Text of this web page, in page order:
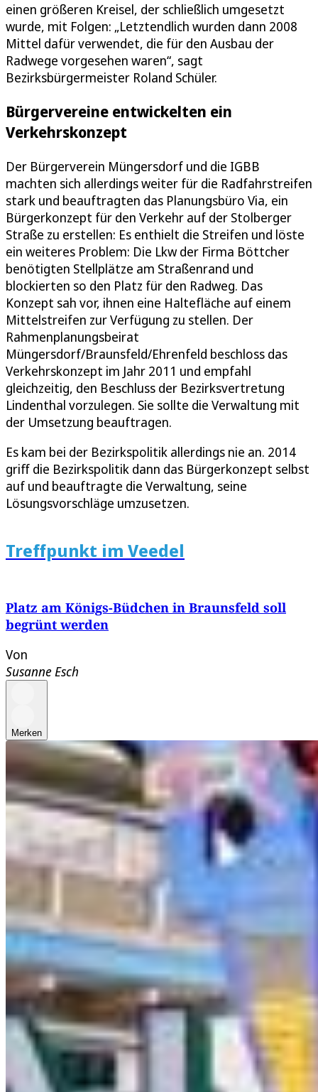
einen größeren Kreisel, der schließlich umgesetzt
wurde, mit Folgen: „Letztendlich wurden dann 2008
Mittel dafür verwendet, die für den Ausbau der
Radwege vorgesehen waren“, sagt
Bezirksbürgermeister Roland Schüler.
Bürgervereine entwickelten ein
Verkehrskonzept
Der Bürgerverein Müngersdorf und die IGBB
machten sich allerdings weiter für die Radfahrstreifen
stark und beauftragten das Planungsbüro Via, ein
Bürgerkonzept für den Verkehr auf der Stolberger
Straße zu erstellen: Es enthielt die Streifen und löste
ein weiteres Problem: Die Lkw der Firma Böttcher
benötigten Stellplätze am Straßenrand und
blockierten so den Platz für den Radweg. Das
Konzept sah vor, ihnen eine Haltefläche auf einem
Mittelstreifen zur Verfügung zu stellen. Der
Rahmenplanungsbeirat
Müngersdorf/Braunsfeld/Ehrenfeld beschloss das
Verkehrskonzept im Jahr 2011 und empfahl
gleichzeitig, den Beschluss der Bezirksvertretung
Lindenthal vorzulegen. Sie sollte die Verwaltung mit
der Umsetzung beauftragen.
Es kam bei der Bezirkspolitik allerdings nie an. 2014
griff die Bezirkspolitik dann das Bürgerkonzept selbst
auf und beauftragte die Verwaltung, seine
Lösungsvorschläge umzusetzen.
Treffpunkt im Veedel
Platz am Königs-Büdchen in Braunsfeld soll
begrünt werden
Von
Susanne Esch
Merken